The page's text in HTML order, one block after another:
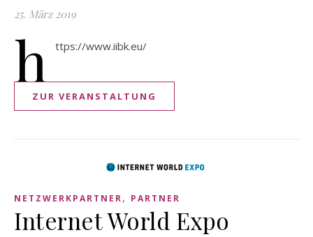
25. März 2019
h ttps://www.iibk.eu/
ZUR VERANSTALTUNG
NETZWERKPARTNER, PARTNER
Internet World Expo